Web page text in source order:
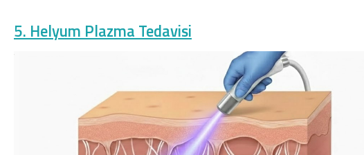
5. Helyum Plazma Tedavisi